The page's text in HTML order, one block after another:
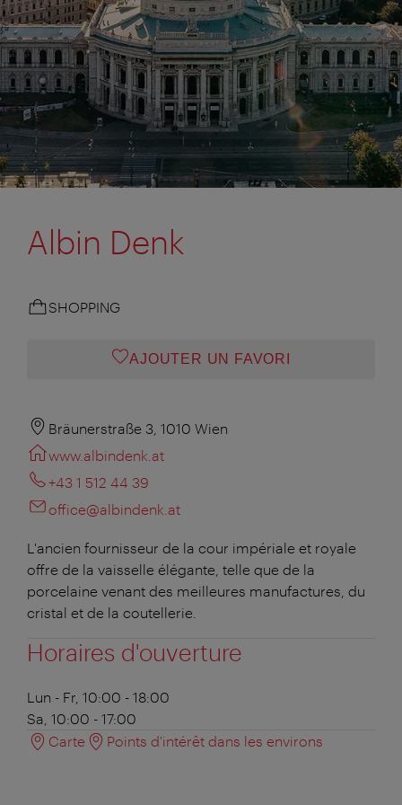
Albin Denk
SHOPPING
AJOUTER UN FAVORI
Bräunerstraße 3, 1010 Wien
www.albindenk.at
+43 1 512 44 39
office@albindenk.at
L'ancien fournisseur de la cour impériale et royale
offre de la vaisselle élégante, telle que de la
porcelaine venant des meilleures manufactures, du
cristal et de la coutellerie.
Horaires d'ouverture
Lun - Fr, 10:00 - 18:00
Sa, 10:00 - 17:00
Carte
Points d'intérêt dans les environs